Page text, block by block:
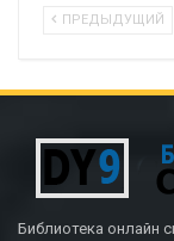
ПРЕДЫДУЩИЙ
Библиотека онлайн